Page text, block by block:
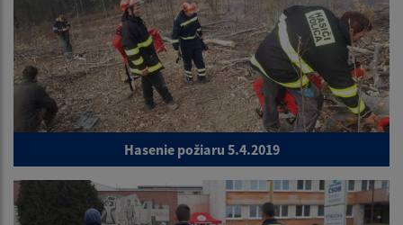
Hasenie požiaru 5.4.2019